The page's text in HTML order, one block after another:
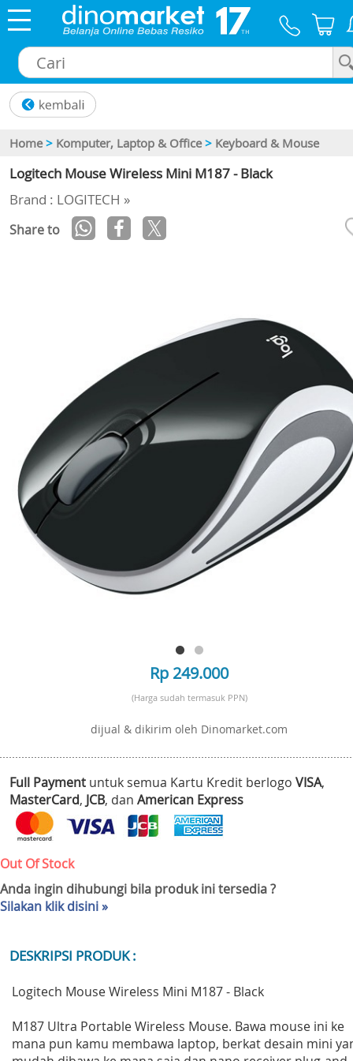
Home > Komputer, Laptop & Office > Keyboard & Mouse
Logitech Mouse Wireless Mini M187 - Black
Brand : LOGITECH »
Share to
Rp 249.000
(Harga sudah termasuk PPN)
dijual & dikirim oleh Dinomarket.com
Full Payment untuk semua Kartu Kredit berlogo VISA,
MasterCard, JCB, dan American Express
Out Of Stock
Anda ingin dihubungi bila produk ini tersedia ?
Silakan klik disini »
DESKRIPSI PRODUK :
Logitech Mouse Wireless Mini M187 - Black
M187 Ultra Portable Wireless Mouse. Bawa mouse ini ke
mana pun kamu membawa laptop, berkat desain mini